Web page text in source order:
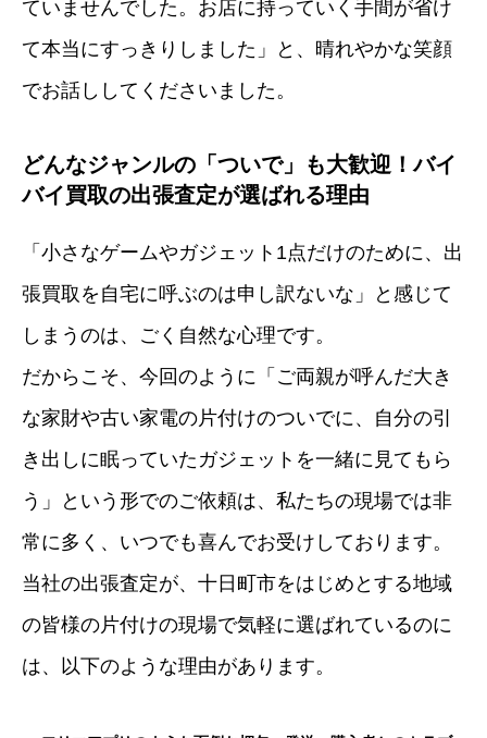
ていませんでした。お店に持っていく手間が省け
て本当にすっきりしました」と、晴れやかな笑顔
でお話ししてくださいました。
どんなジャンルの「ついで」も大歓迎！バイ
バイ買取の出張査定が選ばれる理由
「小さなゲームやガジェット1点だけのために、出
張買取を自宅に呼ぶのは申し訳ないな」と感じて
しまうのは、ごく自然な心理です。
だからこそ、今回のように「ご両親が呼んだ大き
な家財や古い家電の片付けのついでに、自分の引
き出しに眠っていたガジェットを一緒に見てもら
う」という形でのご依頼は、私たちの現場では非
常に多く、いつでも喜んでお受けしております。
当社の出張査定が、十日町市をはじめとする地域
の皆様の片付けの現場で気軽に選ばれているのに
は、以下のような理由があります。